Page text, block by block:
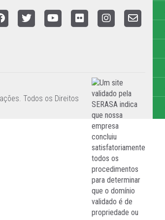
Todos os Direitos